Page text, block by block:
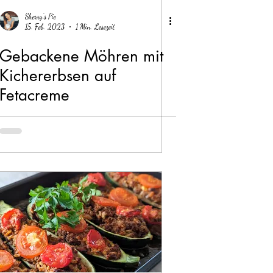
Sherry's Pie
15. Feb. 2023
1 Min. Lesezeit
Gebackene Möhren mit
Kichererbsen auf
Fetacreme